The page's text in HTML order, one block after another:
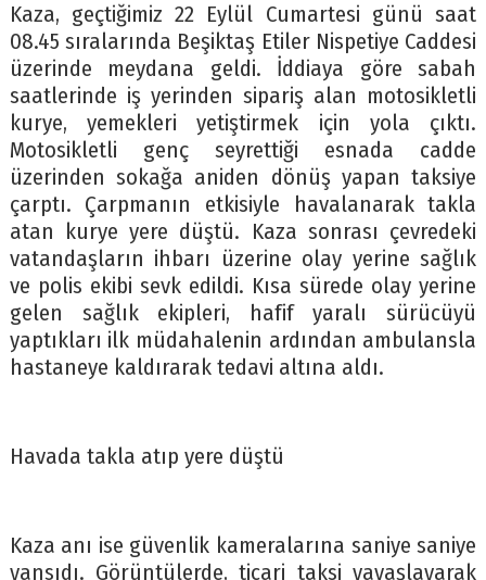
Kaza, geçtiğimiz 22 Eylül Cumartesi günü saat
08.45 sıralarında Beşiktaş Etiler Nispetiye Caddesi
üzerinde meydana geldi. İddiaya göre sabah
saatlerinde iş yerinden sipariş alan motosikletli
kurye, yemekleri yetiştirmek için yola çıktı.
Motosikletli genç seyrettiği esnada cadde
üzerinden sokağa aniden dönüş yapan taksiye
çarptı. Çarpmanın etkisiyle havalanarak takla
atan kurye yere düştü. Kaza sonrası çevredeki
vatandaşların ihbarı üzerine olay yerine sağlık
ve polis ekibi sevk edildi. Kısa sürede olay yerine
gelen sağlık ekipleri, hafif yaralı sürücüyü
yaptıkları ilk müdahalenin ardından ambulansla
hastaneye kaldırarak tedavi altına aldı.
Havada takla atıp yere düştü
Kaza anı ise güvenlik kameralarına saniye saniye
yansıdı. Görüntülerde, ticari taksi yavaşlayarak